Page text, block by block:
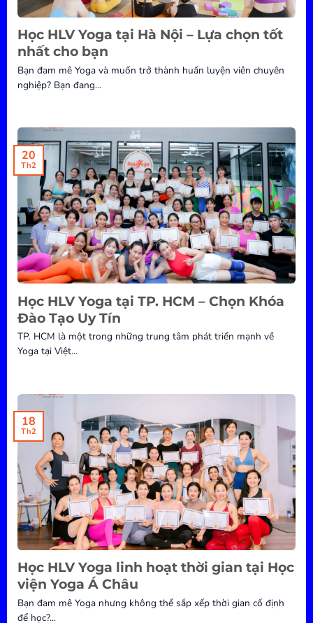
Học HLV Yoga tại Hà Nội – Lựa chọn tốt
nhất cho bạn
Bạn đam mê Yoga và muốn trở thành huấn luyện viên chuyên
nghiệp? Bạn đang...
Học HLV Yoga tại TP. HCM – Chọn Khóa
Đào Tạo Uy Tín
TP. HCM là một trong những trung tâm phát triển mạnh về
Yoga tại Việt...
20
Th2
Học HLV Yoga linh hoạt thời gian tại Học
viện Yoga Á Châu
Bạn đam mê Yoga nhưng không thể sắp xếp thời gian cố định
để học?...
18
Th2